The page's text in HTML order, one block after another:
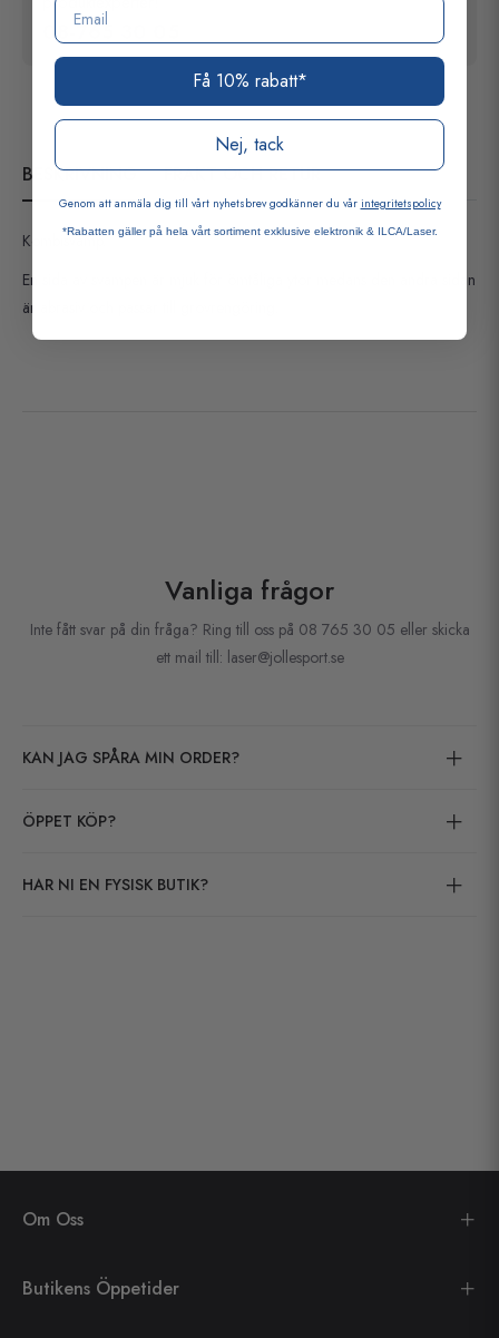
08-765 30 05
BESKRIVNING FRAKT OCH RETUR
Kombisvamp.
En sida av svampen är mjuk för ömtåliga ytor medans den andra sidan
är abrasiv och passar till grovrengöring.
Vanliga frågor
Inte fått svar på din fråga? Ring till oss på 08 765 30 05 eller skicka
ett mail till: laser@jollesport.se
KAN JAG SPÅRA MIN ORDER?
ÖPPET KÖP?
HAR NI EN FYSISK BUTIK?
Om Oss
Butikens Öppetider
Få 10% rabatt*
Nej, tack
Genom att anmäla dig till vårt nyhetsbrev godkänner du vår integritetspolicy
*Rabatten gäller på hela vårt sortiment exklusive elektronik & ILCA/Laser.